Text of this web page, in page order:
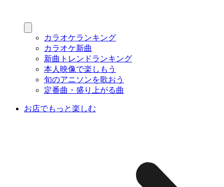
カラオケランキング
カラオケ新曲
新曲トレンドランキング
本人映像で楽しもう
旬のアニソンを歌おう
定番曲・盛り上がる曲
お店でもっと楽しむ